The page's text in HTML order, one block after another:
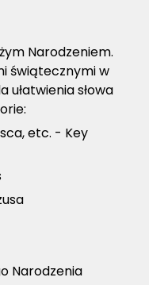
Narodzeniem.
świątecznymi w
ułatwienia słowa
etc. - Key
Narodzenia